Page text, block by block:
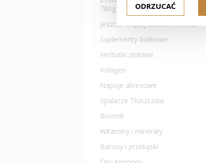
780g
Jeszcze więcej Białka-Proteina
Suplementy białkowe
Herbatki ziołowe
Kolagen
Napoje aloesowe
Spalacze Tłuszczów
Błonnik
Witaminy i minerały
Batony i przekąski
ODRZUCAĆ